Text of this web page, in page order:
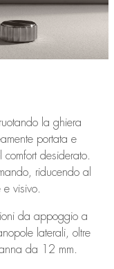
la ghiera
portata e
desiderato.
riducendo al
visivo.
da appoggio a
laterali, oltre
da 12 mm.